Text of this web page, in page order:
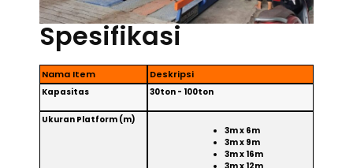
Spesifikasi
Nama Item Deskripsi
Kapasitas 30ton - 100ton
Ukuran Platform (m)
3m x 6m
3m x 9m
3m x 16m